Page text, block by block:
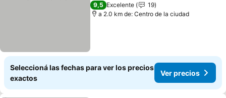
9,5 Excelente
19
a 2.0 km de: Centro de la ciudad
Seleccioná las fechas para ver los precios
exactos
Ver precios